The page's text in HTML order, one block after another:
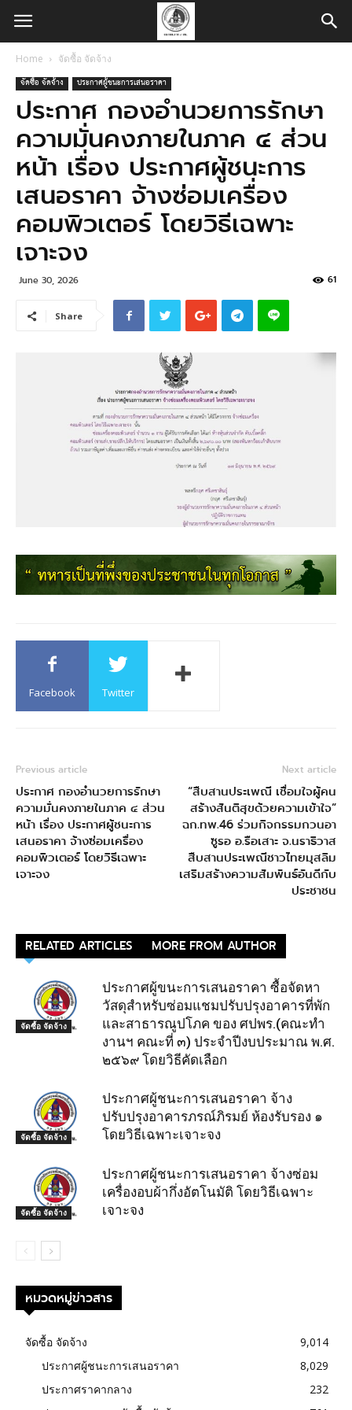
Home จัดซื้อ จัดจ้าง
จัดซื้อ จัดจ้าง ประกาศผู้ชนะการเสนอราคา
ประกาศ กองอำนวยการรักษา
ความมั่นคงภายในภาค ๔ ส่วน
หน้า เรื่อง ประกาศผู้ชนะการ
เสนอราคา จ้างซ่อมเครื่อง
คอมพิวเตอร์ โดยวิธีเฉพาะ
เจาะจง
June 30, 2026 61
Share
Facebook Twitter
Previous article
ประกาศ กองอำนวยการรักษา
ความมั่นคงภายในภาค ๔ ส่วน
หน้า เรื่อง ประกาศผู้ชนะการ
เสนอราคา จ้างซ่อมเครื่อง
คอมพิวเตอร์ โดยวิธีเฉพาะ
เจาะจง
Next article
“สืบสานประเพณี เชื่อมใจผู้คน
สร้างสันติสุขด้วยความเข้าใจ”
ฉก.ทพ.46 ร่วมกิจกรรมกวนอา
ซูรอ อ.รือเสาะ จ.นราธิวาส
สืบสานประเพณีชาวไทยมุสลิม
เสริมสร้างความสัมพันธ์อันดีกับ
ประชาชน
RELATED ARTICLES MORE FROM AUTHOR
จัดซื้อ จัดจ้าง
ประกาศผู้ขนะการเสนอราคา ซื้อจัดหา
วัสดุสำหรับซ่อมแชมปรับปรุงอาคารที่พัก
และสาธารณูปโภค ของ ศปพร.(คณะทำ
งานฯ คณะที่ ๓) ประจำปีงบประมาณ พ.ศ.
๒๕๖๙ โดยวิธีคัดเลือก
จัดซื้อ จัดจ้าง
ประกาศผู้ชนะการเสนอราคา จ้าง
ปรับปรุงอาคารภรณ์ภิรมย์ ห้องรับรอง ๑
โดยวิธีเฉพาะเจาะจง
จัดซื้อ จัดจ้าง
ประกาศผู้ชนะการเสนอราคา จ้างซ่อม
เครื่องอบผ้ากึ่งอัตโนมัติ โดยวิธีเฉพาะ
เจาะจง
หมวดหมู่ข่าวสาร
จัดซื้อ จัดจ้าง
9,014
ประกาศผู้ชนะการเสนอราคา
8,029
ประกาศราคากลาง
232